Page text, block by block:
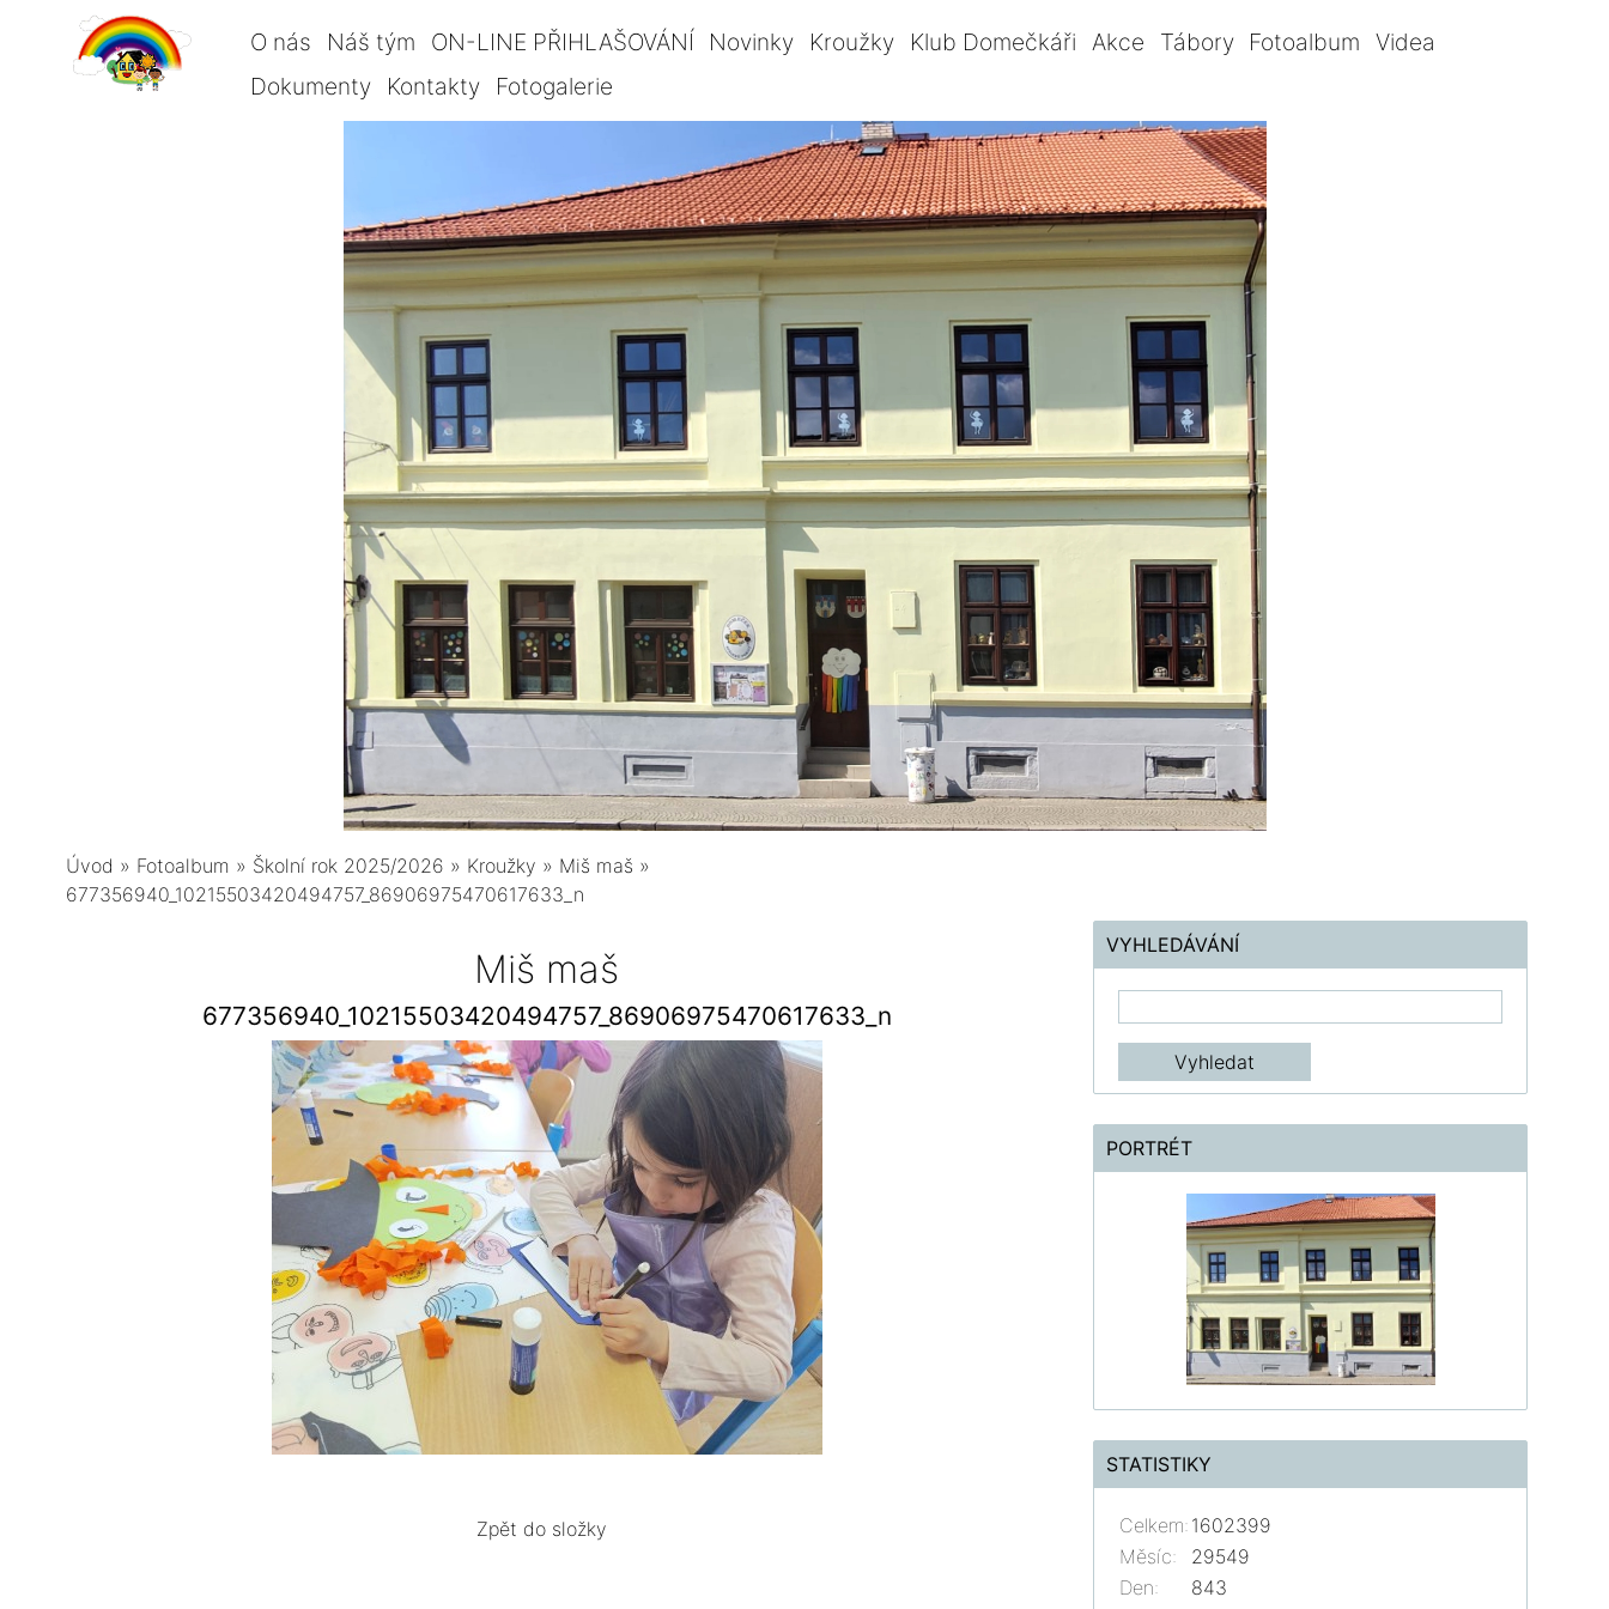
O nás Náš tým ON-LINE PŘIHLAŠOVÁNÍ Novinky Kroužky Klub Domečkáři Akce Tábory Fotoalbum Videa
Dokumenty
Kontakty Fotogalerie
Úvod » Fotoalbum » Školní rok 2025/2026 » Kroužky » Miš maš »
677356940_10215503420494757_86906975470617633_n
Miš maš
677356940_10215503420494757_86906975470617633_n
Zpět do složky
VYHLEDÁVÁNÍ
PORTRÉT
STATISTIKY
Celkem: 1602399
Měsíc:
29549
Den:
843